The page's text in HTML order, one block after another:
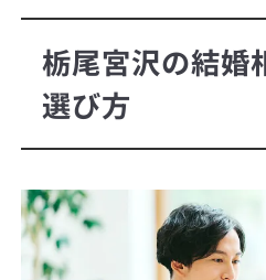
栃尾宮沢の結婚
選び方